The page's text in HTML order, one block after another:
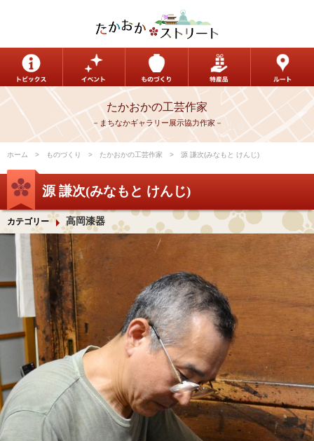
たかおかの工芸作家
－まちなかギャラリー展示協力作家－
ホーム ものづくり たかおかの工芸作家 源 謙次(みなもと けんじ)
源 謙次(みなもと けんじ)
カテゴリー 高岡漆器